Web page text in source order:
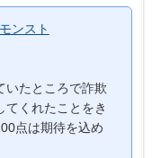
モンスト
いたところで詐欺
てくれたことをき
点は期待を込め